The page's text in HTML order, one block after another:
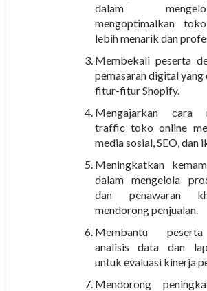
dalam
mengoptimalkan
lebih menarik dan
Membekali peserta
pemasaran digital
fitur-fitur Shopify.
Mengajarkan cara
traffic toko online
media sosial, SEO, dan
Meningkatkan
dalam mengelola
dan penawaran
mendorong penjualan.
Membantu
analisis data dan
untuk evaluasi kinerja
Mendorong